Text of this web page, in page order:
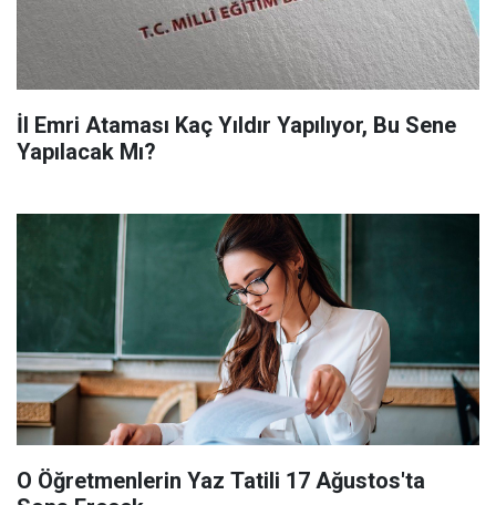
İl Emri Ataması Kaç Yıldır Yapılıyor, Bu Sene
Yapılacak Mı?
O Öğretmenlerin Yaz Tatili 17 Ağustos'ta